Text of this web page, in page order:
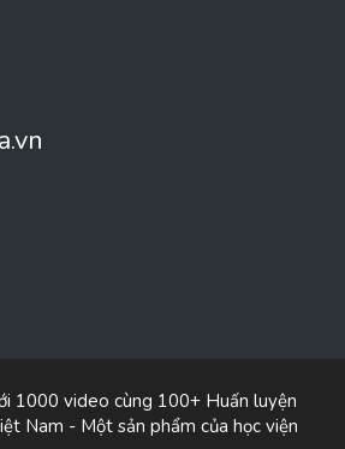
1000 video cùng 100+ Huấn luyện
Nam - Một sản phẩm của học viện